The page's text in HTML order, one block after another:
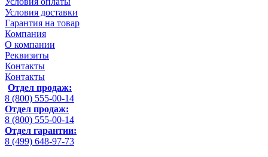
Условия доставки
Гарантия на товар
Компания
О компании
Реквизиты
Контакты
Контакты
Отдел продаж:
8 (800) 555-00-14
Отдел продаж:
8 (800) 555-00-14
Отдел гарантии:
8 (499) 648-97-73